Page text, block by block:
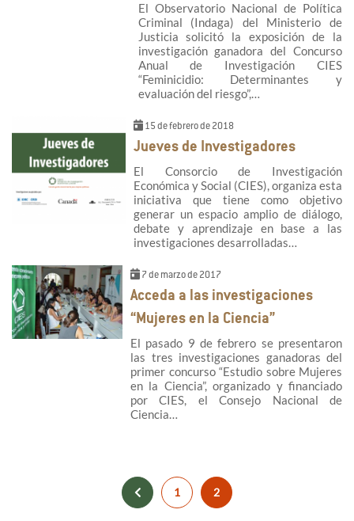
El Observatorio Nacional de Política
Criminal (Indaga) del Ministerio de
Justicia solicitó la exposición de la
investigación ganadora del Concurso
Anual de Investigación CIES
“Feminicidio: Determinantes y
evaluación del riesgo”,…
15 de febrero de 2018
Jueves de Investigadores
El Consorcio de Investigación
Económica y Social (CIES), organiza esta
iniciativa que tiene como objetivo
generar un espacio amplio de diálogo,
debate y aprendizaje en base a las
investigaciones desarrolladas…
7 de marzo de 2017
Acceda a las investigaciones
“Mujeres en la Ciencia”
El pasado 9 de febrero se presentaron
las tres investigaciones ganadoras del
primer concurso “Estudio sobre Mujeres
en la Ciencia”, organizado y financiado
por CIES, el Consejo Nacional de
Ciencia…
1 2